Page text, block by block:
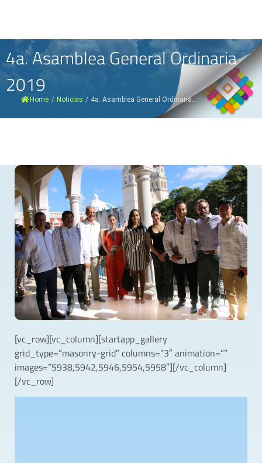
4a. Asamblea General Ordinaria
2019
Home / Noticias / 4a. Asamblea General Ordinaria...
[vc_row][vc_column][startapp_gallery
grid_type=”masonry-grid” columns=”3″ animation=””
images=”5938,5942,5946,5954,5958″][/vc_column]
[/vc_row]